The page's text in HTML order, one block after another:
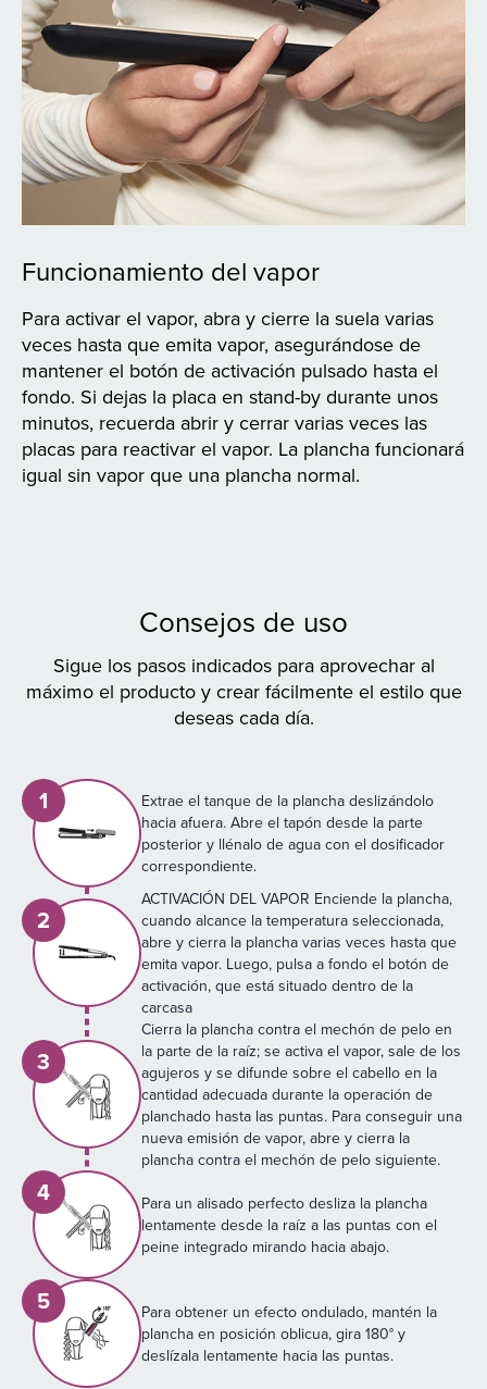
Funcionamiento del vapor
Para activar el vapor, abra y cierre la suela varias
veces hasta que emita vapor, asegurándose de
mantener el botón de activación pulsado hasta el
fondo. Si dejas la placa en stand-by durante unos
minutos, recuerda abrir y cerrar varias veces las
placas para reactivar el vapor. La plancha funcionará
igual sin vapor que una plancha normal.
Consejos de uso
Sigue los pasos indicados para aprovechar al
máximo el producto y crear fácilmente el estilo que
deseas cada día.
1
Extrae el tanque de la plancha deslizándolo
hacia afuera. Abre el tapón desde la parte
posterior y llénalo de agua con el dosificador
correspondiente.
2
ACTIVACIÓN DEL VAPOR Enciende la plancha,
cuando alcance la temperatura seleccionada,
abre y cierra la plancha varias veces hasta que
emita vapor. Luego, pulsa a fondo el botón de
activación, que está situado dentro de la
carcasa
3
Cierra la plancha contra el mechón de pelo en
la parte de la raíz; se activa el vapor, sale de los
agujeros y se difunde sobre el cabello en la
cantidad adecuada durante la operación de
planchado hasta las puntas. Para conseguir una
nueva emisión de vapor, abre y cierra la
plancha contra el mechón de pelo siguiente.
4
Para un alisado perfecto desliza la plancha
lentamente desde la raíz a las puntas con el
peine integrado mirando hacia abajo.
5
Para obtener un efecto ondulado, mantén la
plancha en posición oblicua, gira 180° y
deslízala lentamente hacia las puntas.